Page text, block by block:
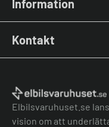
Laddkablar
Kabelhållare
Stolpar & Fästen
Information
Lastbalansering
Grön teknik bidrag
Jämför laddboxar
Köpvillkor
Kontakt
Elbilsvaruhuset.se
vision om att